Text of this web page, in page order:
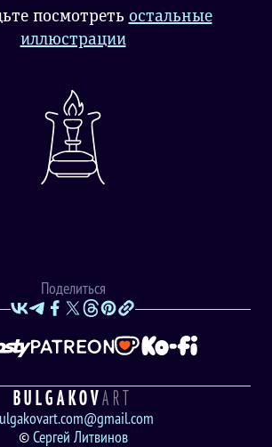
посмотреть остальные
иллюстрации
Поделиться
BULGAKOVART
© Сергей Литвинов